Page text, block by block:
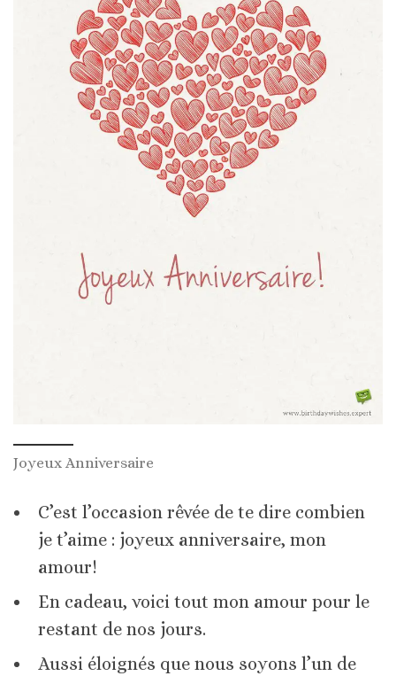
Joyeux Anniversaire
C’est l’occasion rêvée de te dire combien
je t’aime : joyeux anniversaire, mon
amour!
En cadeau, voici tout mon amour pour le
restant de nos jours.
Aussi éloignés que nous soyons l’un de